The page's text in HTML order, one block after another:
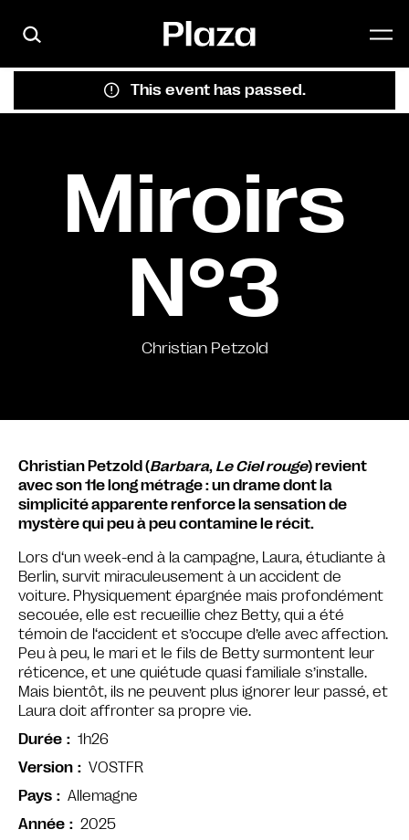
This event has passed.
Miroirs
N°3
Christian Petzold
Christian Petzold (Barbara, Le Ciel rouge) revient
avec son 11e long métrage : un drame dont la
simplicité apparente renforce la sensation de
mystère qui peu à peu contamine le récit.
Lors d‘un week-end à la campagne, Laura, étudiante à
Berlin, survit miraculeusement à un accident de
voiture. Physiquement épargnée mais profondément
secouée, elle est recueillie chez Betty, qui a été
témoin de l‘accident et s’occupe d’elle avec affection.
Peu à peu, le mari et le fils de Betty surmontent leur
réticence, et une quiétude quasi familiale s’installe.
Mais bientôt, ils ne peuvent plus ignorer leur passé, et
Laura doit affronter sa propre vie.
Durée
1h26
Version
VOSTFR
Pays
Allemagne
Année
2025